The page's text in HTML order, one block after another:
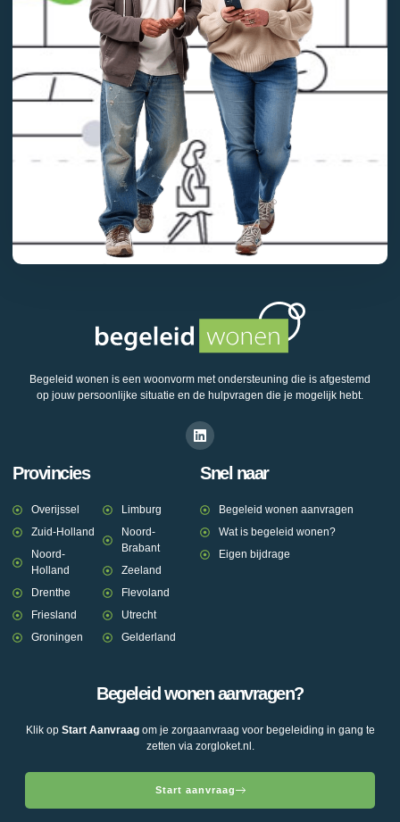
Begeleid wonen is een woonvorm met ondersteuning die is afgestemd
op jouw persoonlijke situatie en de hulpvragen die je mogelijk hebt.
Provincies
Overijssel
Zuid-Holland
Noord-
Holland
Drenthe
Friesland
Groningen
Limburg
Noord-
Brabant
Zeeland
Flevoland
Utrecht
Gelderland
Snel naar
Begeleid wonen aanvragen
Wat is begeleid wonen?
Eigen bijdrage
Begeleid wonen aanvragen?
Klik op Start Aanvraagom je zorgaanvraag voor begeleiding in gang te
zetten via zorgloket.nl.
Start aanvraag